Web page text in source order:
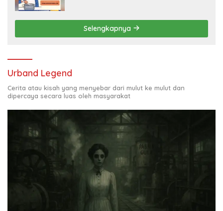
Selengkapnya
Urband Legend
Cerita atau kisah yang menyebar dari mulut ke mulut dan
dipercaya secara luas oleh masyarakat